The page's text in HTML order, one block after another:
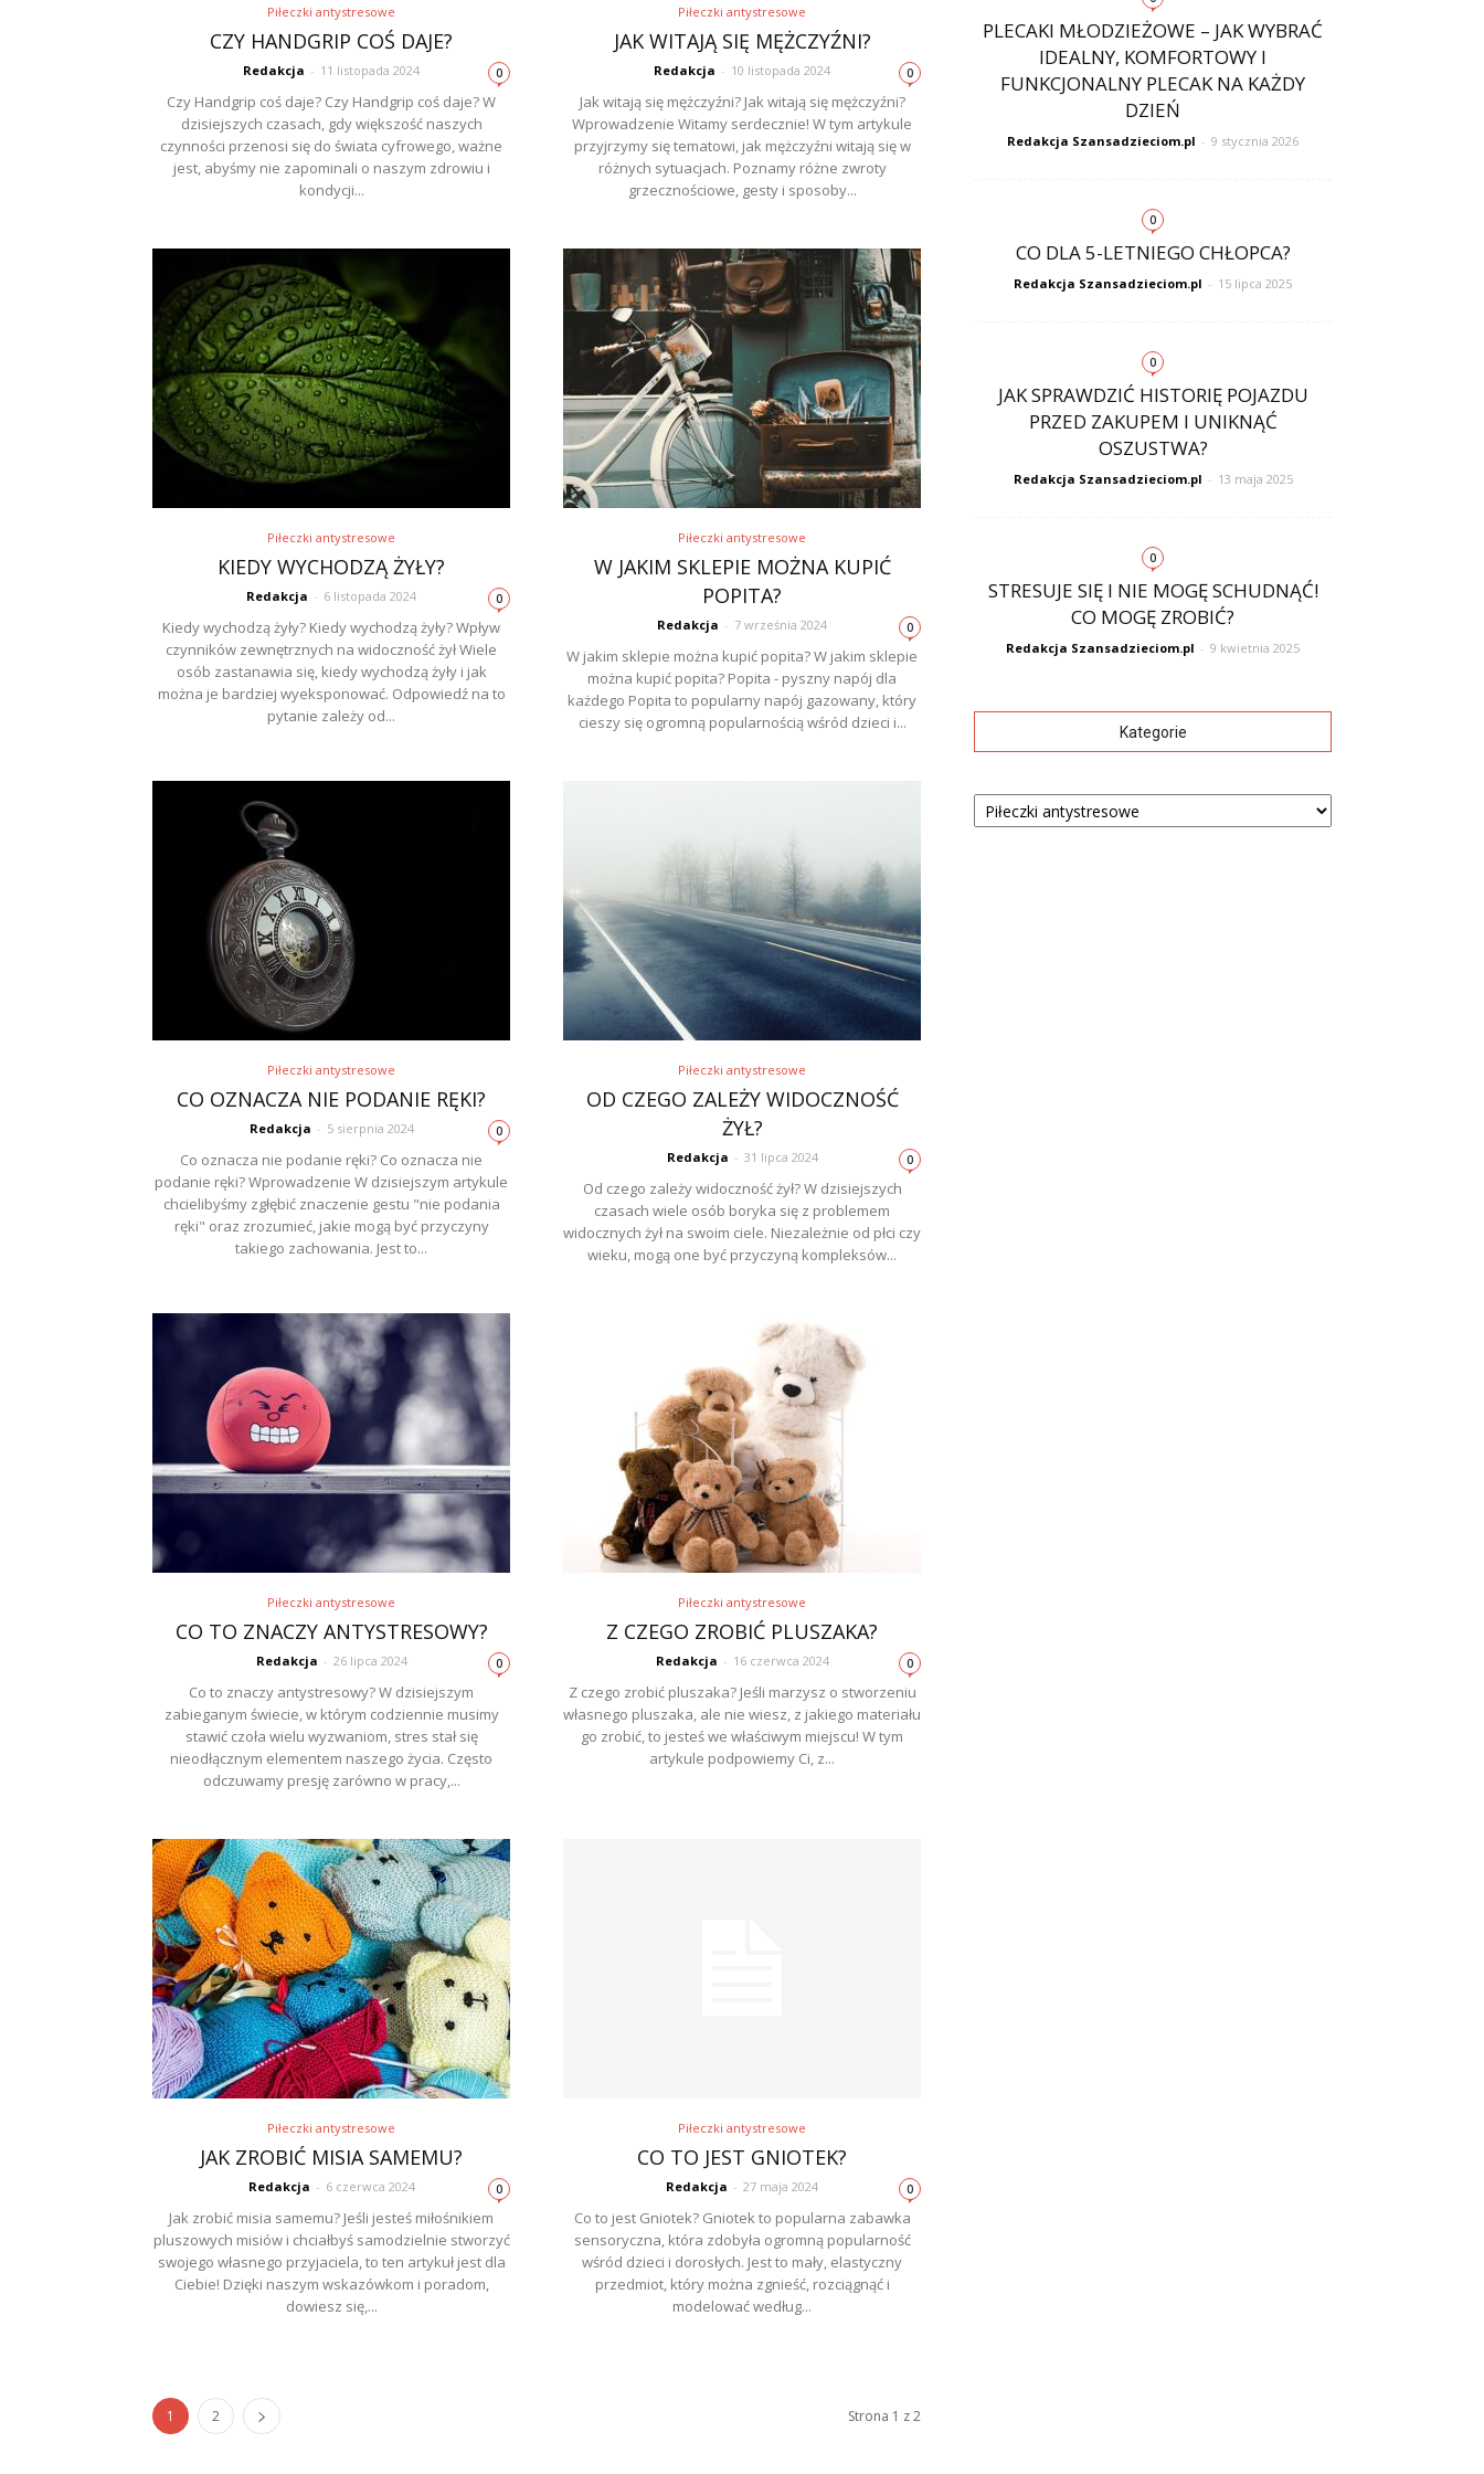
Piłeczki antystresowe
CZY HANDGRIP COŚ DAJE?
Redakcja - 11 listopada 2024 0
Czy Handgrip coś daje? Czy Handgrip coś daje? W
dzisiejszych czasach, gdy większość naszych
czynności przenosi się do świata cyfrowego, ważne
jest, abyśmy nie zapominali o naszym zdrowiu i
kondycji...
Piłeczki antystresowe
JAK WITAJĄ SIĘ MĘŻCZYŹNI?
Redakcja - 10 listopada 2024 0
Jak witają się mężczyźni? Jak witają się mężczyźni?
Wprowadzenie Witamy serdecznie! W tym artykule
przyjrzymy się tematowi, jak mężczyźni witają się w
różnych sytuacjach. Poznamy różne zwroty
grzecznościowe, gesty i sposoby...
Piłeczki antystresowe
KIEDY WYCHODZĄ ŻYŁY?
Redakcja - 6 listopada 2024 0
Kiedy wychodzą żyły? Kiedy wychodzą żyły? Wpływ
czynników zewnętrznych na widoczność żył Wiele
osób zastanawia się, kiedy wychodzą żyły i jak
można je bardziej wyeksponować. Odpowiedź na to
pytanie zależy od...
Piłeczki antystresowe
W JAKIM SKLEPIE MOŻNA KUPIĆ
POPITA?
Redakcja - 7 września 2024 0
W jakim sklepie można kupić popita? W jakim sklepie
można kupić popita? Popita - pyszny napój dla
każdego Popita to popularny napój gazowany, który
cieszy się ogromną popularnością wśród dzieci i...
Piłeczki antystresowe
CO OZNACZA NIE PODANIE RĘKI?
Redakcja - 5 sierpnia 2024 0
Co oznacza nie podanie ręki? Co oznacza nie
podanie ręki? Wprowadzenie W dzisiejszym artykule
chcielibyśmy zgłębić znaczenie gestu "nie podania
ręki" oraz zrozumieć, jakie mogą być przyczyny
takiego zachowania. Jest to...
Piłeczki antystresowe
OD CZEGO ZALEŻY WIDOCZNOŚĆ
ŻYŁ?
Redakcja - 31 lipca 2024 0
Od czego zależy widoczność żył? W dzisiejszych
czasach wiele osób boryka się z problemem
widocznych żył na swoim ciele. Niezależnie od płci czy
wieku, mogą one być przyczyną kompleksów...
Piłeczki antystresowe
CO TO ZNACZY ANTYSTRESOWY?
Redakcja - 26 lipca 2024 0
Co to znaczy antystresowy? W dzisiejszym
zabieganym świecie, w którym codziennie musimy
stawić czoła wielu wyzwaniom, stres stał się
nieodłącznym elementem naszego życia. Często
odczuwamy presję zarówno w pracy,...
Piłeczki antystresowe
Z CZEGO ZROBIĆ PLUSZAKA?
Redakcja - 16 czerwca 2024 0
Z czego zrobić pluszaka? Jeśli marzysz o stworzeniu
własnego pluszaka, ale nie wiesz, z jakiego materiału
go zrobić, to jesteś we właściwym miejscu! W tym
artykule podpowiemy Ci, z...
Piłeczki antystresowe
JAK ZROBIĆ MISIA SAMEMU?
Redakcja - 6 czerwca 2024 0
Jak zrobić misia samemu? Jeśli jesteś miłośnikiem
pluszowych misiów i chciałbyś samodzielnie stworzyć
swojego własnego przyjaciela, to ten artykuł jest dla
Ciebie! Dzięki naszym wskazówkom i poradom,
dowiesz się,...
Piłeczki antystresowe
CO TO JEST GNIOTEK?
Redakcja - 27 maja 2024 0
Co to jest Gniotek? Gniotek to popularna zabawka
sensoryczna, która zdobyła ogromną popularność
wśród dzieci i dorosłych. Jest to mały, elastyczny
przedmiot, który można zgnieść, rozciągnąć i
modelować według...
1 2 Strona 1 z 2
PLECAKI MŁODZIEŻOWE – JAK WYBRAĆ
IDEALNY, KOMFORTOWY I
FUNKCJONALNY PLECAK NA KAŻDY
DZIEŃ
Redakcja Szansadzieciom.pl - 9 stycznia 2026
0
CO DLA 5-LETNIEGO CHŁOPCA?
Redakcja Szansadzieciom.pl - 15 lipca 2025
0
JAK SPRAWDZIĆ HISTORIĘ POJAZDU
PRZED ZAKUPEM I UNIKNĄĆ
OSZUSTWA?
Redakcja Szansadzieciom.pl - 13 maja 2025
0
STRESUJE SIĘ I NIE MOGĘ SCHUDNĄĆ!
CO MOGĘ ZROBIĆ?
Redakcja Szansadzieciom.pl - 9 kwietnia 2025
Kategorie
Kategorie